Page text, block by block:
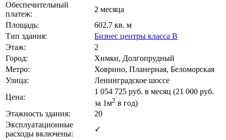
Обеспечительный
платеж:
2 месяца
Площадь:
602.7 кв. м
Тип здания:
Бизнес центры класса B
Этаж:
2
Город:
Химки, Долгопрудный
Метро:
Ховрино, Планерная, Беломорская
Улица:
Ленинградское шоссе
Цена:
1 054 725 руб. в месяц (21 000 руб.
за 1м2 в год)
Этажность здания:
20
Эксплуатационные
расходы включены:
✓